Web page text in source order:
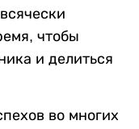
чтобы
и делиться
во многих